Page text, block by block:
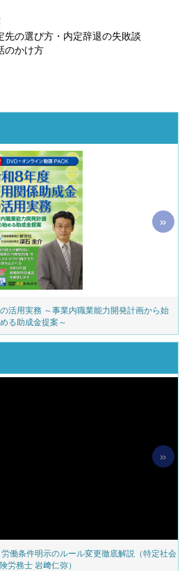
の選び方・内定辞退の失敗談
のかけ方
活用実務 ～事業内職業能力開発計画から始
める助成金提案～
»
働条件明示のルール変更徹底解説（特定社会
労務士 岩﨑仁弥）
»